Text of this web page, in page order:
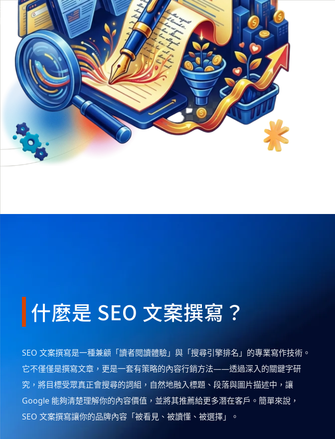
什麼是 SEO 文案撰寫？
SEO 文案撰寫是一種兼顧「讀者閱讀體驗」與「搜尋引擎排名」的專業寫作技術。
它不僅僅是撰寫文章，更是一套有策略的內容行銷方法——透過深入的關鍵字研
究，將目標受眾真正會搜尋的詞組，自然地融入標題、段落與圖片描述中，讓
Google 能夠清楚理解你的內容價值，並將其推薦給更多潛在客戶。簡單來說，
SEO 文案撰寫讓你的品牌內容「被看見、被讀懂、被選擇」。